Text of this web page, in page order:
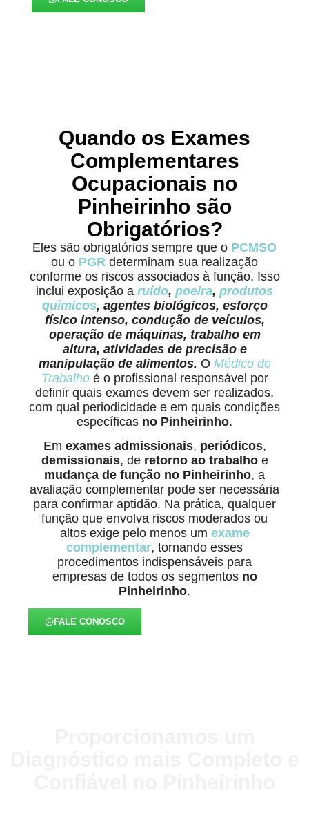
Quando os Exames
Complementares
Ocupacionais no
Pinheirinho são
Obrigatórios?
Eles são obrigatórios sempre que o PCMSO
ou o PGR determinam sua realização
conforme os riscos associados à função. Isso
inclui exposição a ruído, poeira, produtos
químicos, agentes biológicos, esforço
físico intenso, condução de veículos,
operação de máquinas, trabalho em
altura, atividades de precisão e
manipulação de alimentos. O Médico do
Trabalhoé o profissional responsável por
definir quais exames devem ser realizados,
com qual periodicidade e em quais condições
específicas no Pinheirinho.
Em exames admissionais, periódicos,
demissionais, de retorno ao trabalhoe
mudança de função no Pinheirinho, a
avaliação complementar pode ser necessária
para confirmar aptidão. Na prática, qualquer
função que envolva riscos moderados ou
altos exige pelo menos um exame
complementar, tornando esses
procedimentos indispensáveis para
empresas de todos os segmentos no
Pinheirinho.
FALE CONOSCO